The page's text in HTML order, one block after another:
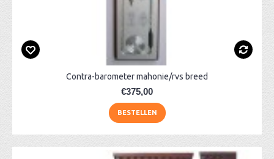
Contra-barometer mahonie/rvs breed
€375,00
BESTELLEN